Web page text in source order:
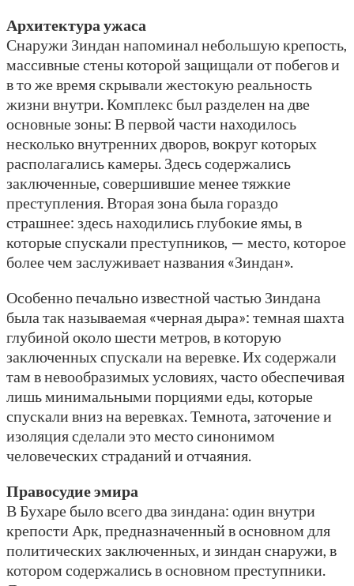
Архитектура ужаса
Снаружи Зиндан напоминал небольшую крепость,
массивные стены которой защищали от побегов и
в то же время скрывали жестокую реальность
жизни внутри. Комплекс был разделен на две
основные зоны: В первой части находилось
несколько внутренних дворов, вокруг которых
располагались камеры. Здесь содержались
заключенные, совершившие менее тяжкие
преступления. Вторая зона была гораздо
страшнее: здесь находились глубокие ямы, в
которые спускали преступников, — место, которое
более чем заслуживает названия «Зиндан».
Особенно печально известной частью Зиндана
была так называемая «черная дыра»: темная шахта
глубиной около шести метров, в которую
заключенных спускали на веревке. Их содержали
там в невообразимых условиях, часто обеспечивая
лишь минимальными порциями еды, которые
спускали вниз на веревках. Темнота, заточение и
изоляция сделали это место синонимом
человеческих страданий и отчаяния.
Правосудие эмира
В Бухаре было всего два зиндана: один внутри
крепости Арк, предназначенный в основном для
политических заключенных, и зиндан снаружи, в
котором содержались в основном преступники.